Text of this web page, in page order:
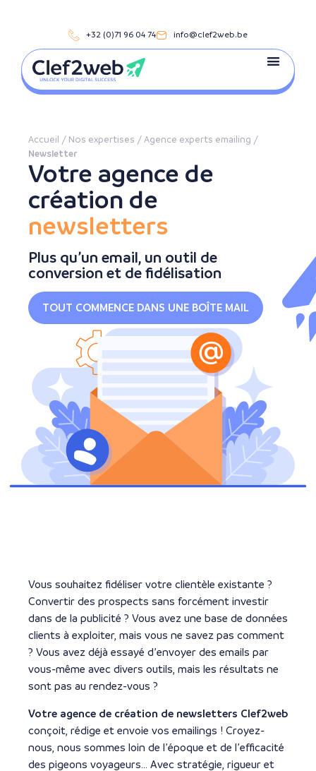
+32 (0)71 96 04 74 info@clef2web.be
Votre agence de
création de
newsletters
Plus qu’un email, un outil de
conversion et de fidélisation
Accueil / Nos expertises / Agence experts emailing /
Newsletter
TOUT COMMENCE DANS UNE BOÎTE MAIL
Vous souhaitez fidéliser votre clientèle existante ?
Convertir des prospects sans forcément investir
dans de la publicité ? Vous avez une base de données
clients à exploiter, mais vous ne savez pas comment
? Vous avez déjà essayé d’envoyer des emails par
vous-même avec divers outils, mais les résultats ne
sont pas au rendez-vous ?
Votre agence de création de newsletters Clef2web
conçoit, rédige et envoie vos emailings ! Croyez-
nous, nous sommes loin de l’époque et de l’efficacité
des pigeons voyageurs… Avec stratégie, rigueur et